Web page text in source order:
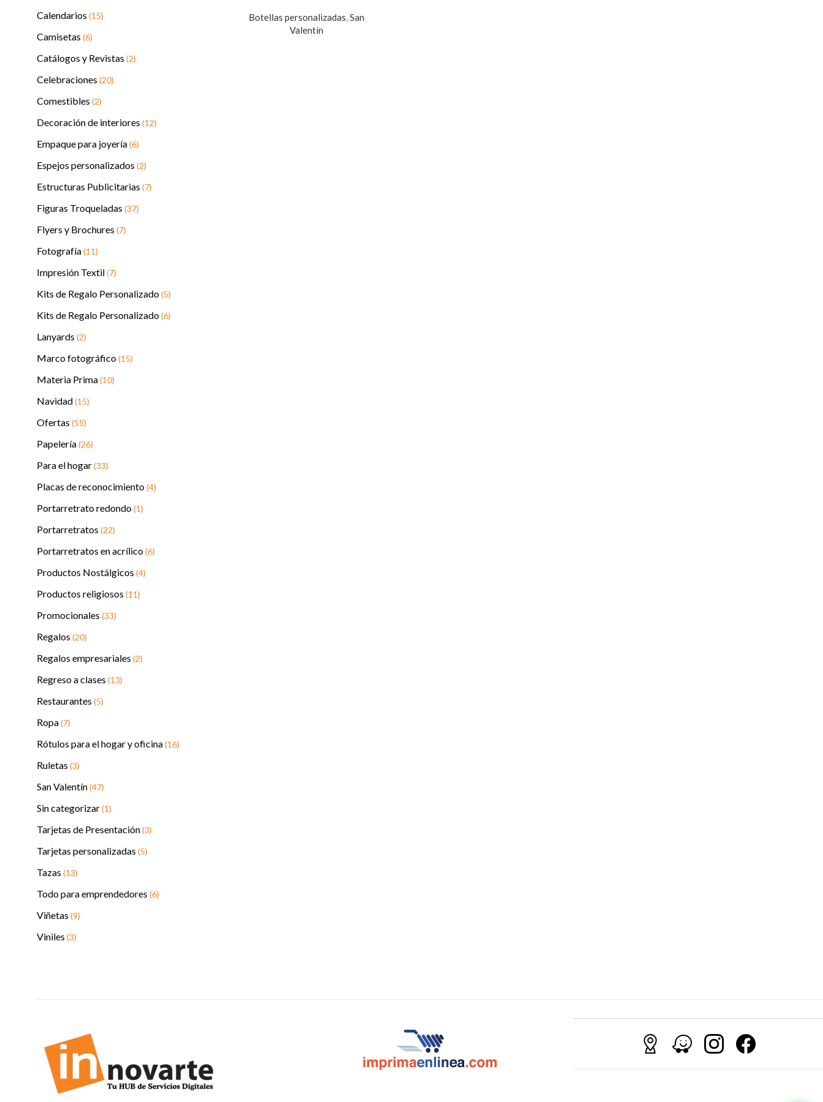
Calendarios (15)
Camisetas (6)
Catálogos y Revistas (2)
Celebraciones (20)
Comestibles (2)
Decoración de interiores (12)
Empaque para joyería(6)
Espejos personalizados (2)
Estructuras Publicitarias (7)
Figuras Troqueladas (37)
Flyers y Brochures (7)
Fotografía(11)
Impresión Textil(7)
Kits de Regalo Personalizado(5)
Kits de Regalo Personalizado(6)
Lanyards (2)
Marco fotográfico(15)
Materia Prima(10)
Navidad(15)
Ofertas (55)
Papelería(26)
Para el hogar(33)
Placas de reconocimiento(4)
Portarretrato redondo(1)
Portarretratos (22)
Portarretratos en acrílico(6)
Productos Nostálgicos (4)
Productos religiosos (11)
Promocionales (33)
Regalos (20)
Regalos empresariales (2)
Regreso a clases (13)
Restaurantes (5)
Ropa(7)
Rótulos para el hogar y oficina(16)
Ruletas (3)
San Valentín(47)
Sin categorizar(1)
Tarjetas de Presentación(3)
Tarjetas personalizadas (5)
Tazas (13)
Todo para emprendedores (6)
Viñetas (9)
Viniles (3)
Botellas personalizadas,San
Valentín